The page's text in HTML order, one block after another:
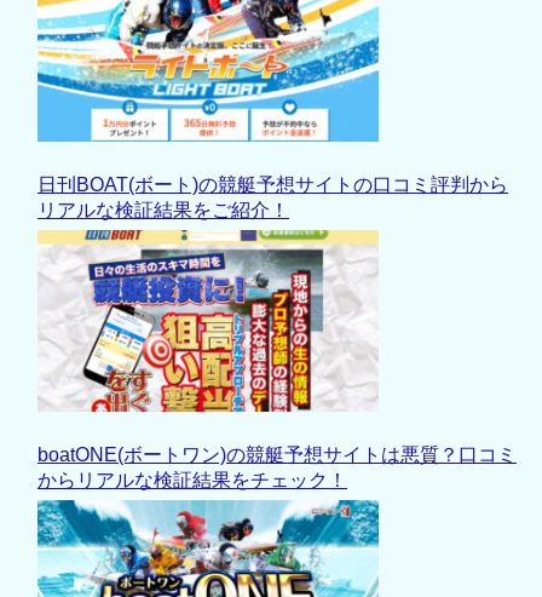
日刊BOAT(ボート)の競艇予想サイトの口コミ評判から
リアルな検証結果をご紹介！
boatONE(ボートワン)の競艇予想サイトは悪質？口コミ
からリアルな検証結果をチェック！